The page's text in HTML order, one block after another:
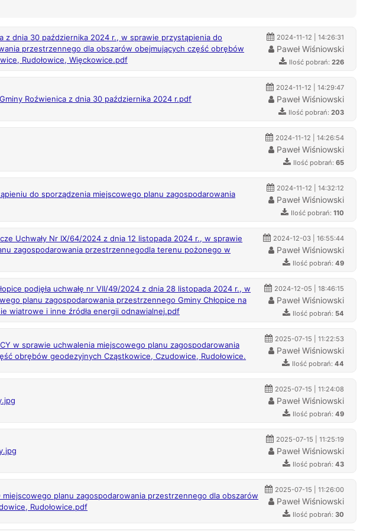
z dnia 30 października 2024 r., w sprawie przystąpienia do
przestrzennego dla obszarów obejmujących część obrębów
Rudołowice, Więckowice.pdf
2024-11-12 | 14:26:31
Paweł Wiśniowski
Ilość pobrań: 226
Roźwienica z dnia 30 października 2024 r.pdf
2024-11-12 | 14:29:47
Paweł Wiśniowski
Ilość pobrań: 203
2024-11-12 | 14:26:54
Paweł Wiśniowski
Ilość pobrań: 65
do sporządzenia miejscowego planu zagospodarowania
2024-11-12 | 14:32:12
Paweł Wiśniowski
Ilość pobrań: 110
Uchwały Nr IX/64/2024 z dnia 12 listopada 2024 r., w sprawie
zagospodarowania przestrzennegodla terenu pożonego w
2024-12-03 | 16:55:44
Paweł Wiśniowski
Ilość pobrań: 49
podjęła uchwałę nr VII/49/2024 z dnia 28 listopada 2024 r., w
planu zagospodarowania przestrzennego Gminy Chłopice na
wiatrowe i inne źródła energii odnawialnej.pdf
2024-12-05 | 18:46:15
Paweł Wiśniowski
Ilość pobrań: 54
w sprawie uchwalenia miejscowego planu zagospodarowania
obrębów geodezyjnych Cząstkowice, Czudowice, Rudołowice.
2025-07-15 | 11:22:53
Paweł Wiśniowski
Ilość pobrań: 44
2025-07-15 | 11:24:08
Paweł Wiśniowski
Ilość pobrań: 49
2025-07-15 | 11:25:19
Paweł Wiśniowski
Ilość pobrań: 43
miejscowego planu zagospodarowania przestrzennego dla obszarów
Rudołowice.pdf
2025-07-15 | 11:26:00
Paweł Wiśniowski
Ilość pobrań: 30